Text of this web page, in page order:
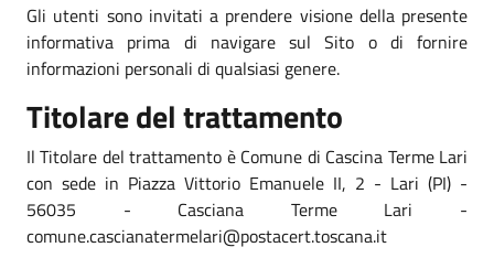
Gli utenti sono invitati a prendere visione della presente
informativa prima di navigare sul Sito o di fornire
informazioni personali di qualsiasi genere.
Titolare del trattamento
Il Titolare del trattamento è Comune di Cascina Terme Lari
con sede in Piazza Vittorio Emanuele II, 2 - Lari (PI) -
56035 - Casciana Terme Lari -
comune.cascianatermelari@postacert.toscana.it